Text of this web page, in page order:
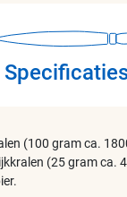
(100 gram ca.
(25 gram ca.